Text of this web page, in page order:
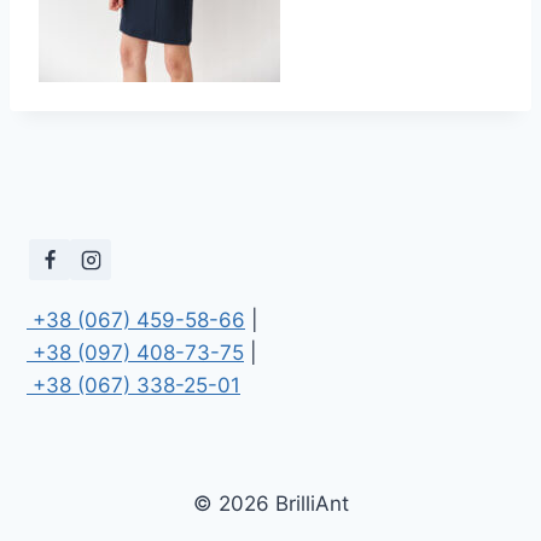
+38 (067) 459-58-66
+38 (097) 408-73-75
+38 (067) 338-25-01
© 2026 BrilliAnt